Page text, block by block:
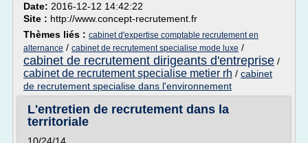
Date: 2016-12-12 14:42:22
Site : http://www.concept-recrutement.fr
Thèmes liés : cabinet d'expertise comptable recrutement en
alternance / cabinet de recrutement specialise mode luxe /
cabinet de recrutement dirigeants d'entreprise /
cabinet de recrutement specialise metier rh / cabinet
de recrutement specialise dans l'environnement
L'entretien de recrutement dans la
territoriale